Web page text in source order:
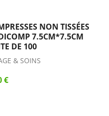
NON TISSÉES
7.5CM*7.5CM
DE 100
& SOINS
€